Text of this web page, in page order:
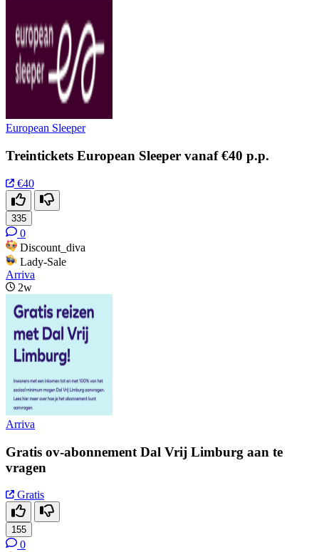
European Sleeper
Treintickets European Sleeper vanaf €40 p.p.
€40
335
0
Discount_diva
Lady-Sale
Arriva
2w
Arriva
Gratis ov-abonnement Dal Vrij Limburg aan te
vragen
Gratis
155
0